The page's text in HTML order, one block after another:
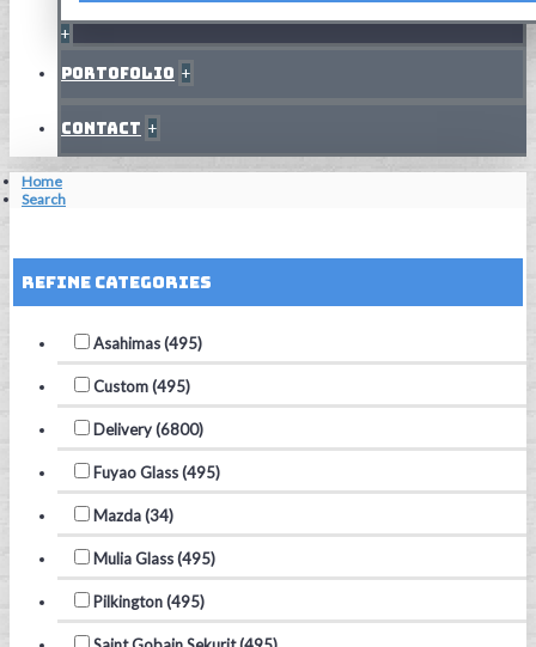
+
Portofolio +
Contact +
Home
Search
Refine Categories
Asahimas (495)
Custom (495)
Delivery (6800)
Fuyao Glass (495)
Mazda (34)
Mulia Glass (495)
Pilkington (495)